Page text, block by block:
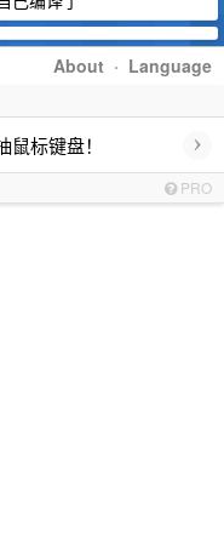
About · Language
标键盘！ ›
PRO